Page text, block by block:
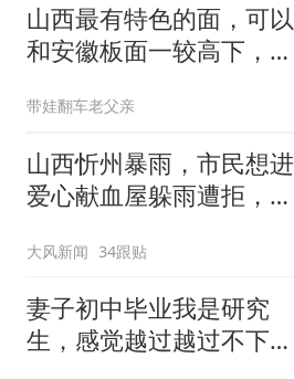
山西最有特色的面，可以
和安徽板面一较高下，吃
带娃翻车老父亲
山西忻州暴雨，市民想进
爱心献血屋躲雨遭拒，工
业？血站回应：怕木地板
泡坏才关门，服务态度欠
佳，将加强管理
大风新闻 34跟贴
妻子初中毕业我是研究
生，感觉越过越过不下去